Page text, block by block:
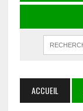
ACCUEIL